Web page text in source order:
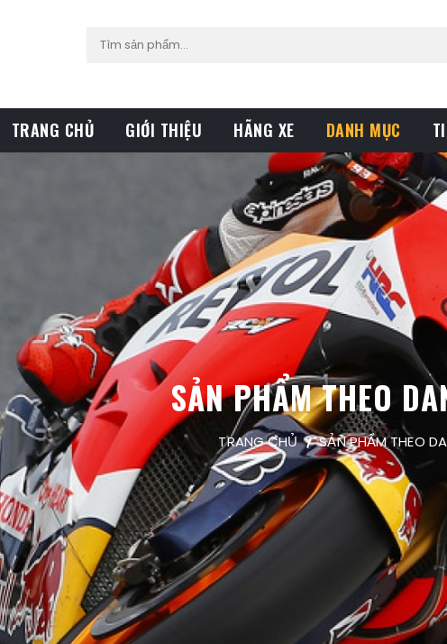
TRANG CHỦ GIỚI THIỆU HÃNG XE DANH MỤC
SẢN PHẨM THEO
TRANG CHỦ SẢN PHẨM THEO